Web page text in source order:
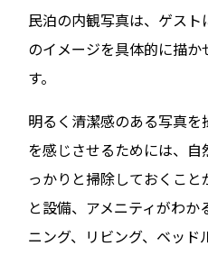
民泊の内観写真は、ゲス
のイメージを具体的に描
す。
明るく清潔感のある写真
を感じさせるためには、
っかりと掃除しておくこ
と設備、アメニティがわ
ニング、リビング、ベッ